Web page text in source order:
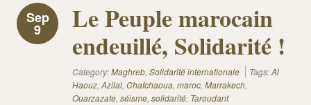
Sep
9
Le Peuple marocain
endeuillé, Solidarité !
Category:Maghreb, Solidarité internationale Tags:Al
Haouz, Azilal, Chafchaoua, maroc, Marrakech,
Ouarzazate, séisme, solidarité, Taroudant